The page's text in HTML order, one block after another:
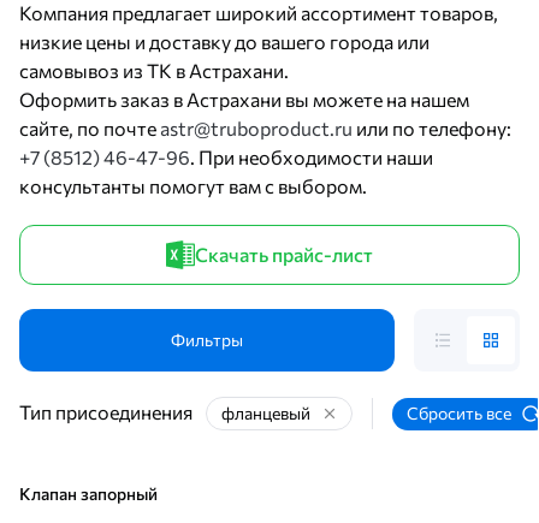
Компания предлагает широкий ассортимент товаров,
низкие цены и доставку до вашего города или
самовывоз из ТК в Астрахани.
Оформить заказ в Астрахани вы можете на нашем
сайте, по почте astr@truboproduct.ru или по телефону:
+7 (8512) 46-47-96. При необходимости наши
консультанты помогут вам с выбором.
Скачать прайс-лист
Фильтры
Тип присоединения фланцевый Сбросить все
Клапан запорный